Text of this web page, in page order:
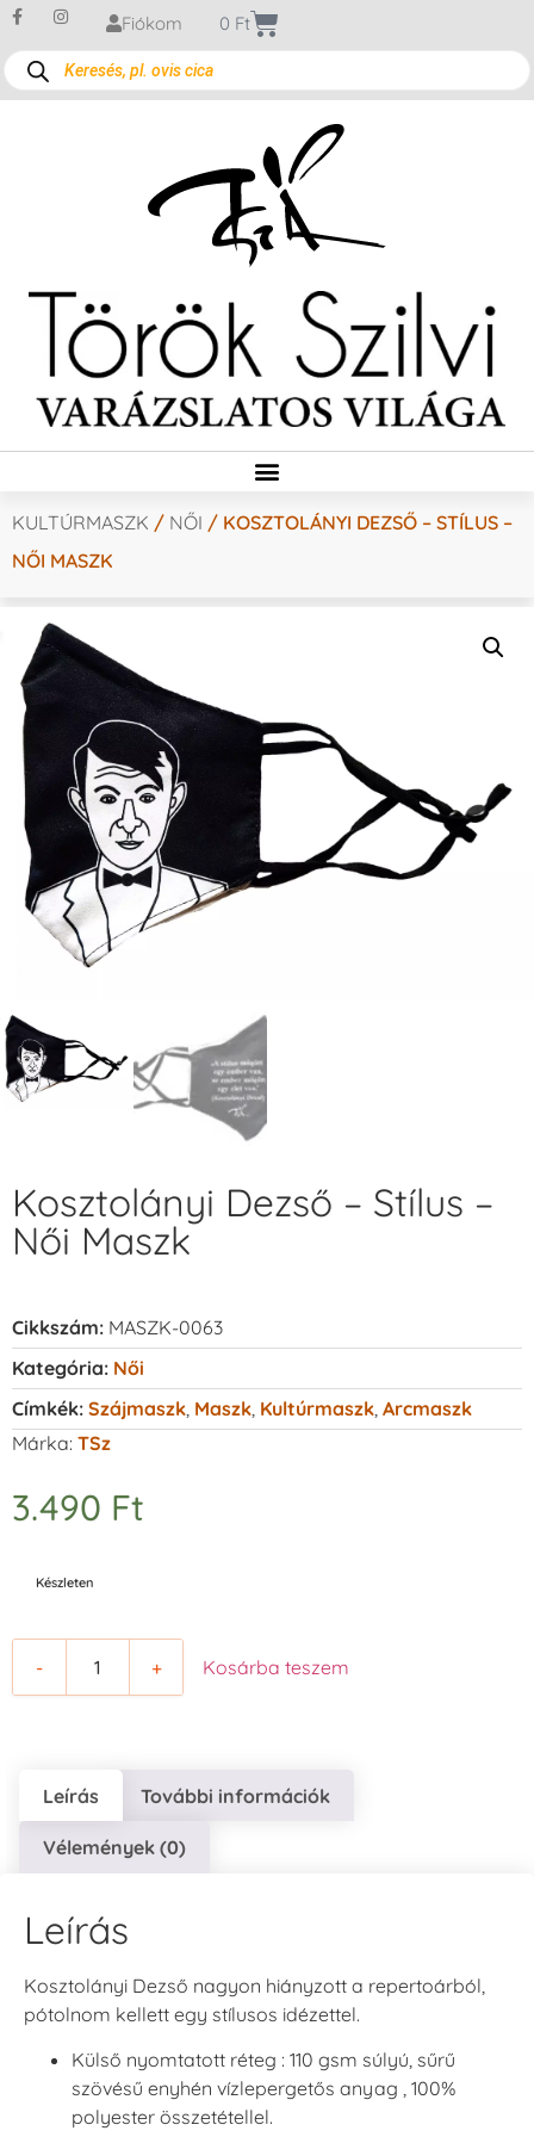
Fiókom 0 Ft
KULTÚRMASZK / NŐI / KOSZTOLÁNYI DEZSŐ – STÍLUS –
NŐI MASZK
Kosztolányi Dezső – Stílus –
Női Maszk
Cikkszám: MASZK-0063
Kategória: Női
Címkék: Szájmaszk, Maszk, Kultúrmaszk, Arcmaszk
Márka: TSz
3.490 Ft
Készleten
- + Kosárba teszem
Leírás További információk
Vélemények (0)
Leírás
Kosztolányi Dezső nagyon hiányzott a repertoárból,
pótolnom kellett egy stílusos idézettel.
Külső nyomtatott réteg : 110 gsm súlyú, sűrű
szövésű enyhén vízlepergetős anyag , 100%
polyester összetétellel.